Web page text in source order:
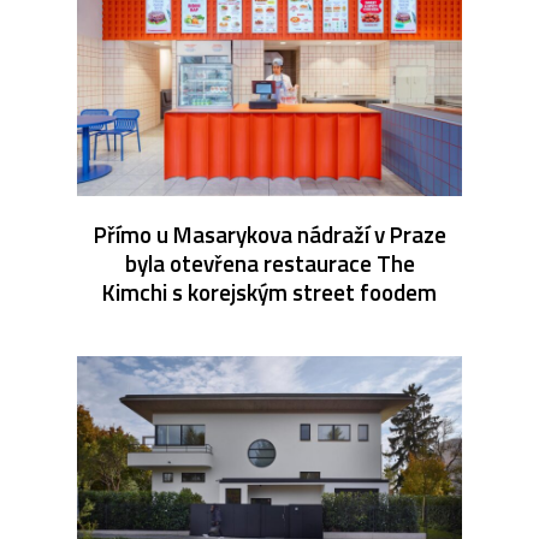
Přímo u Masarykova nádraží v Praze
byla otevřena restaurace The
Kimchi s korejským street foodem